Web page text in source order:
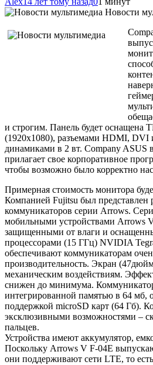
Новости
и строгим. Панель будет оснащена
(1920х1080), разъемами HDMI, DVI
динамиками в 2 вт. Company ASUS
прилагает свое корпоративное
чтобы возможно было корректно
Примерная стоимость монитора
Компанией Fujitsu был представлен
коммуникаторов серии Arrows.
мобильными устройствами Arrows
защищенными от влаги и
процессорами (15 ГГц) NVIDIA
обеспечивают коммуникаторам
производительность. Экран
механическим воздействиям.
снижен до минимума.
интегрированной памятью в 64 мб,
поддержкой microSD карт (64 Гб).
эксклюзивными возможностями –
пальцев.
Устройства имеют аккумулятор,
Поскольку Arrows V F-04E
они поддерживают сети LTE, то